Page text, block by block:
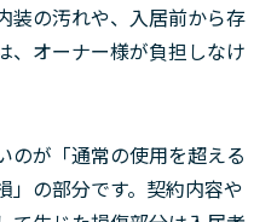
装の汚れや、入居前から存
、オーナー様が負担しなけ
のが「通常の使用を超える
」の部分です。契約内容や